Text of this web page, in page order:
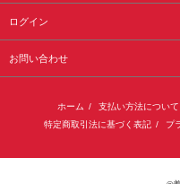
ログイン
お問い合わせ
ホーム / 支払い方法について
特定商取引法に基づく表記 / プ